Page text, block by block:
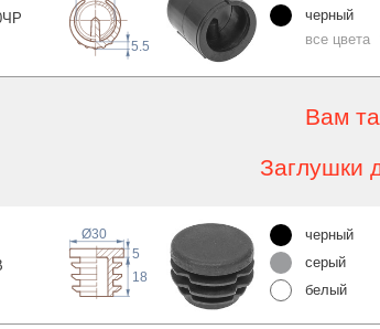
ЧР
5.5
черный
все цвета
Вам
Заглушки
5
18
Ø30
черный
серый
белый